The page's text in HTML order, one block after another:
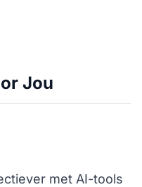
Jou
met AI-tools